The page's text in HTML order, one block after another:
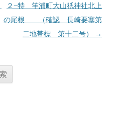
２−特 竿浦町大山祇神社北上
の尾根 （確認 長崎要塞第
二地帯標 第十二号）
→